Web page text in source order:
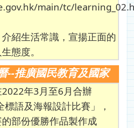
main/tc/
紹生活常識，宣揚正面的
態度。
--推廣國民教育及國家
年3月至6月合辦
標語及海報設計比賽」，
部份優勝作品製作成